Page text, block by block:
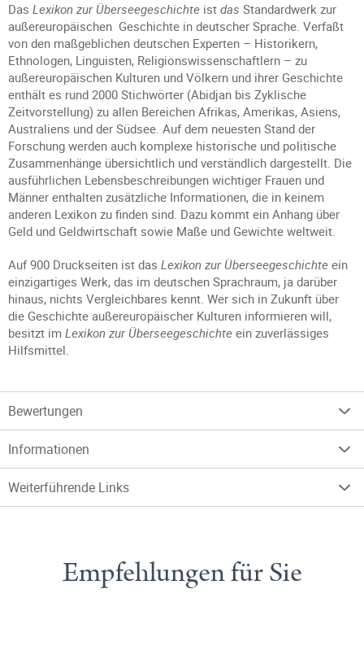
Das Lexikon zur Überseegeschichte ist das Standardwerk zur
außereuropäischen Geschichte in deutscher Sprache. Verfaßt
von den maßgeblichen deutschen Experten – Historikern,
Ethnologen, Linguisten, Religionswissenschaftlern – zu
außereuropäischen Kulturen und Völkern und ihrer Geschichte
enthält es rund 2000 Stichwörter (Abidjan bis Zyklische
Zeitvorstellung) zu allen Bereichen Afrikas, Amerikas, Asiens,
Australiens und der Südsee. Auf dem neuesten Stand der
Forschung werden auch komplexe historische und politische
Zusammenhänge übersichtlich und verständlich dargestellt. Die
ausführlichen Lebensbeschreibungen wichtiger Frauen und
Männer enthalten zusätzliche Informationen, die in keinem
anderen Lexikon zu finden sind. Dazu kommt ein Anhang über
Geld und Geldwirtschaft sowie Maße und Gewichte weltweit.
Auf 900 Druckseiten ist das Lexikon zur Überseegeschichte ein
einzigartiges Werk, das im deutschen Sprachraum, ja darüber
hinaus, nichts Vergleichbares kennt. Wer sich in Zukunft über
die Geschichte außereuropäischer Kulturen informieren will,
besitzt im Lexikon zur Überseegeschichte ein zuverlässiges
Hilfsmittel.
Bewertungen
Informationen
Weiterführende Links
Empfehlungen für Sie